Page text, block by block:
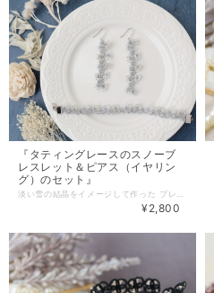
『タティングレースのスノーブ
レスレット＆ピアス（イヤリン
グ）のセット』
¥2,800